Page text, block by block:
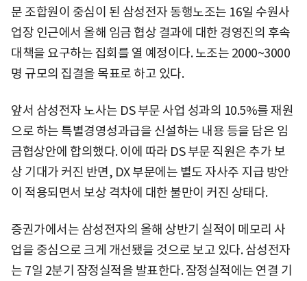
문 조합원이 중심이 된 삼성전자 동행노조는 16일 수원사
업장 인근에서 올해 임금 협상 결과에 대한 경영진의 후속
대책을 요구하는 집회를 열 예정이다. 노조는 2000~3000
명 규모의 집결을 목표로 하고 있다.
앞서 삼성전자 노사는 DS 부문 사업 성과의 10.5%를 재원
으로 하는 특별경영성과급을 신설하는 내용 등을 담은 임
금협상안에 합의했다. 이에 따라 DS 부문 직원은 추가 보
상 기대가 커진 반면, DX 부문에는 별도 자사주 지급 방안
이 적용되면서 보상 격차에 대한 불만이 커진 상태다.
증권가에서는 삼성전자의 올해 상반기 실적이 메모리 사
업을 중심으로 크게 개선됐을 것으로 보고 있다. 삼성전자
는 7일 2분기 잠정실적을 발표한다. 잠정실적에는 연결 기